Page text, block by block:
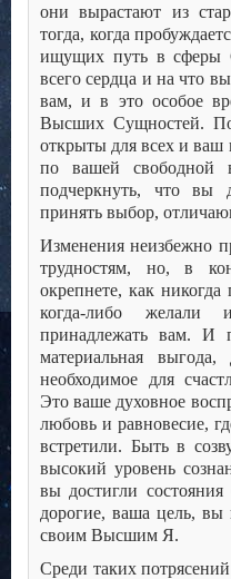
они вырастают из
тогда, когда
ищущих путь в сферы
всего сердца и на что
вам, и в это особое
Высших Сущностей.
открыты для всех и ваш
по вашей
подчеркнуть, что вы
принять выбор,
Изменения неизбежно
трудностям, но, в
окрепнете, как
когда-либо
принадлежать вам. И
материальная
необходимое для
Это ваше духовное
любовь и равновесие,
встретили. Быть в
высокий уровень
вы достигли
дорогие, ваша цель, вы
своим Высшим Я.
Среди таких